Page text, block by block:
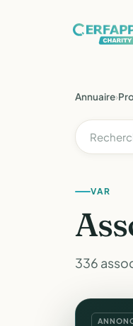
Annuaire›
VAR
336